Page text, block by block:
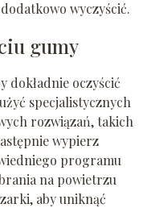
wyczyścić.
gumy
dokładnie oczyścić
specjalistycznych
rozwiązań, takich
wypierz
programu
na powietrzu
aby uniknąć